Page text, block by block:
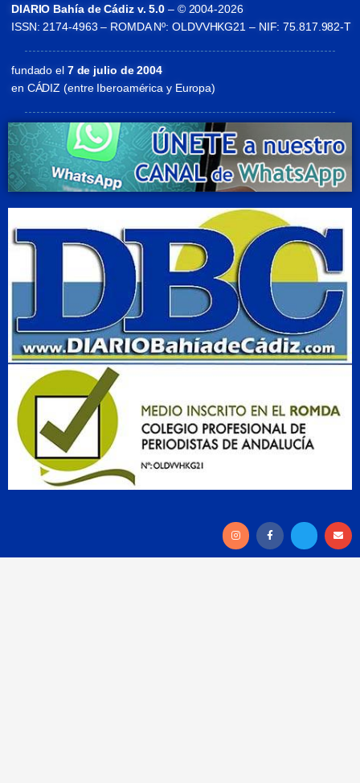
DIARIO Bahía de Cádiz v. 5.0 – © 2004-2026
ISSN: 2174-4963 – ROMDA Nº: OLDVVHKG21 – NIF: 75.817.982-T
fundado el7 de julio de 2004
en CÁDIZ (entre Iberoamérica y Europa)